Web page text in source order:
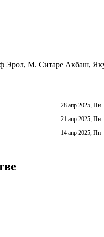
Эрол, М. Ситаре Акбаш,
28 апр 2025, Пн
21 апр 2025, Пн
14 апр 2025, Пн